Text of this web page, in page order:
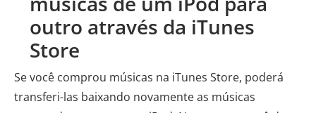
outro através da iTunes
Store
Se você comprou músicas na iTunes Store, poderá
transferi-las baixando novamente as músicas